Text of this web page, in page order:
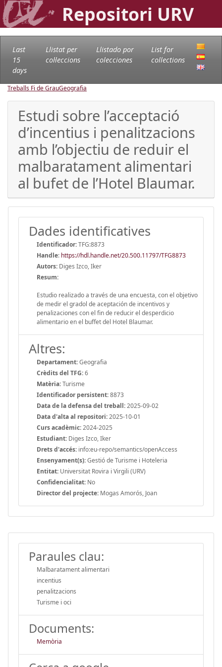
Repositori URV
Last
15
days
Llistat per
col·leccions
Llistado por
colecciones
List for
collections
Treballs Fi de GrauGeografia
Estudi sobre l’acceptació
d’incentius i penalitzacions
amb l’objectiu de reduir el
malbaratament alimentari
al bufet de l’Hotel Blaumar.
Dades identificatives
Identificador:TFG:8873
Handle: https://hdl.handle.net/20.500.11797/TFG8873
Autors: Diges Izco, Iker
Resum:
Estudio realizado a través de una encuesta, con el objetivo
de medir el gradol de aceptación de incentivos y
penalizaciones con el fin de reducir el desperdicio
alimentario en el buffet del Hotel Blaumar.
Altres:
Departament:Geografia
Crèdits del TFG:6
Matèria:Turisme
Identificador persistent:8873
Data de la defensa del treball:2025-09-02
Data d'alta al repositori:2025-10-01
Curs acadèmic:2024-2025
Estudiant: Diges Izco, Iker
Drets d'accés: info:eu-repo/semantics/openAccess
Ensenyament(s):Gestió de Turisme i Hoteleria
Entitat: Universitat Rovira i Virgili (URV)
Confidencialitat: No
Director del projecte: Mogas Amorós, Joan
Paraules clau:
Malbaratament alimentari
incentius
penalitzacions
Turisme i oci
Documents:
Memòria